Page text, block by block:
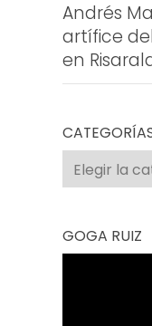
Andrés
artífice
en
Categorías
GOGA RUIZ